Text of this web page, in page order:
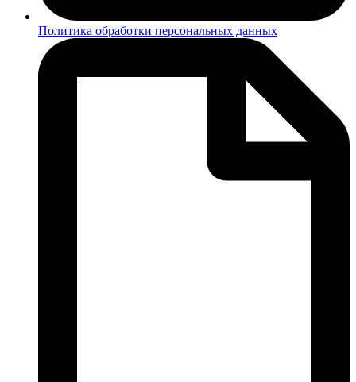
Политика обработки персональных данных